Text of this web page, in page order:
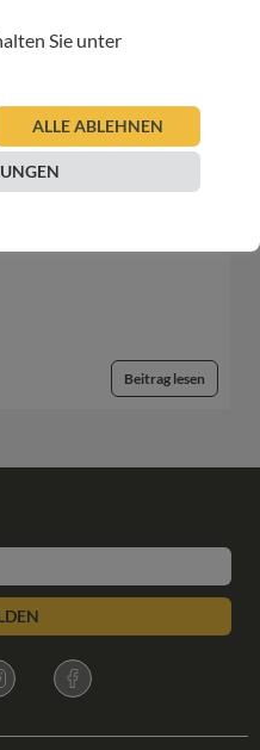
Beitrag lesen
Sie unter
ALLE ABLEHNEN